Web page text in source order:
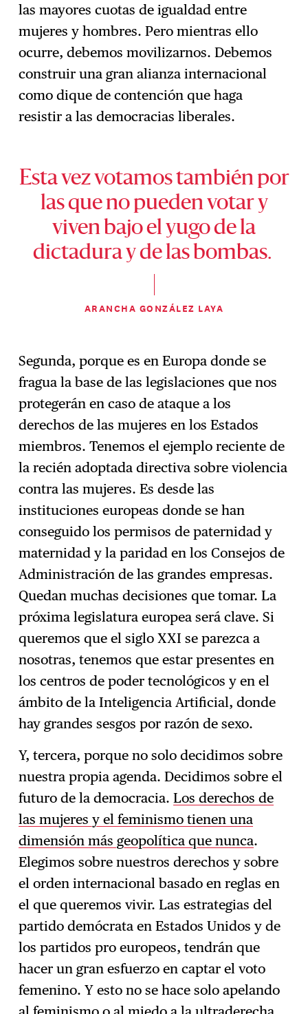
las mayores cuotas de igualdad entre
mujeres y hombres. Pero mientras ello
ocurre, debemos movilizarnos. Debemos
construir una gran alianza internacional
como dique de contención que haga
resistir a las democracias liberales.
Esta vez votamos también por
las que no pueden votar y
viven bajo el yugo de la
dictadura y de las bombas.
ARANCHA GONZÁLEZ LAYA
Segunda, porque es en Europa donde se
fragua la base de las legislaciones que nos
protegerán en caso de ataque a los
derechos de las mujeres en los Estados
miembros. Tenemos el ejemplo reciente de
la recién adoptada directiva sobre violencia
contra las mujeres. Es desde las
instituciones europeas donde se han
conseguido los permisos de paternidad y
maternidad y la paridad en los Consejos de
Administración de las grandes empresas.
Quedan muchas decisiones que tomar. La
próxima legislatura europea será clave. Si
queremos que el siglo XXI se parezca a
nosotras, tenemos que estar presentes en
los centros de poder tecnológicos y en el
ámbito de la Inteligencia Artificial, donde
hay grandes sesgos por razón de sexo.
Y, tercera, porque no solo decidimos sobre
nuestra propia agenda. Decidimos sobre el
futuro de la democracia.Los derechos de
las mujeres y el feminismo tienen una
dimensión más geopolítica que nunca.
Elegimos sobre nuestros derechos y sobre
el orden internacional basado en reglas en
el que queremos vivir. Las estrategias del
partido demócrata en Estados Unidos y de
los partidos pro europeos, tendrán que
hacer un gran esfuerzo en captar el voto
femenino. Y esto no se hace solo apelando